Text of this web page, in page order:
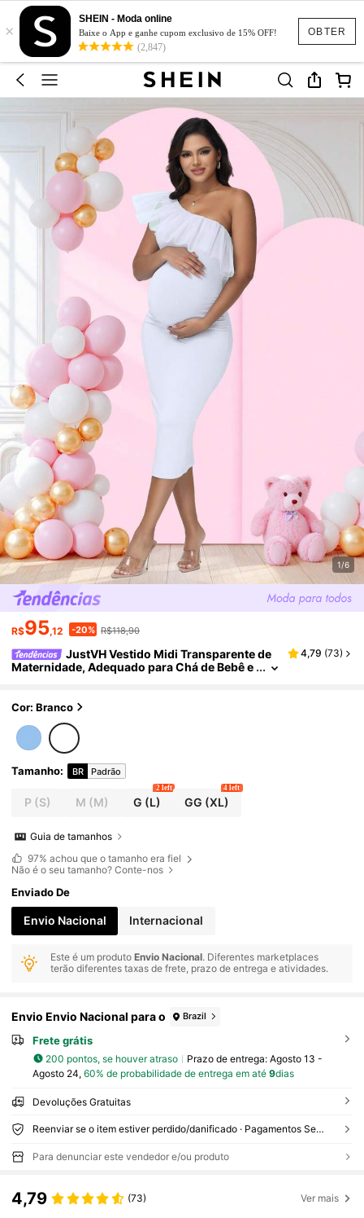
OBTER
×
SHEIN - Moda online
Baixe o App e ganhe cupom exclusivo de 15% OFF!
(2,847)
1/6
R$95,12 -20% R$118,90
JustVH Vestido Midi Transparente de
Maternidade, Adequado para Chá de Bebê e
4,79 (73)
Cor: Branco
Tamanho: BR Padrão
P (S) M (M) G (L)
2 left
GG (XL)
4 left
Guia de tamanhos
97% achou que o tamanho era fiel
Não é o seu tamanho? Conte-nos
Enviado De
Envio Nacional Internacional
Este é um produtoEnvio Nacional. Diferentes marketplaces
terão diferentes taxas de frete, prazo de entrega e atividades.
Envio Envio Nacional para o Brazil
Frete grátis
200 pontos, se houver atraso Prazo de entrega: Agosto 13 -
Agosto 24, 60% de probabilidade de entrega em até 9dias
Devoluções Gratuitas
Reenviar se o item estiver perdido/danificado · Pagamentos Seguros · Proteção de privacidade
Para denunciar este vendedor e/ou produto
4,79 (73) Ver mais